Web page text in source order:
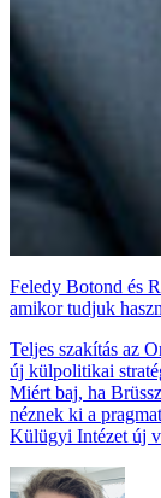
Feledy Botond és
amikor tudjuk
Teljes szakítás az
új külpolitikai
Miért baj, ha
néznek ki a
Külügyi Intézet új